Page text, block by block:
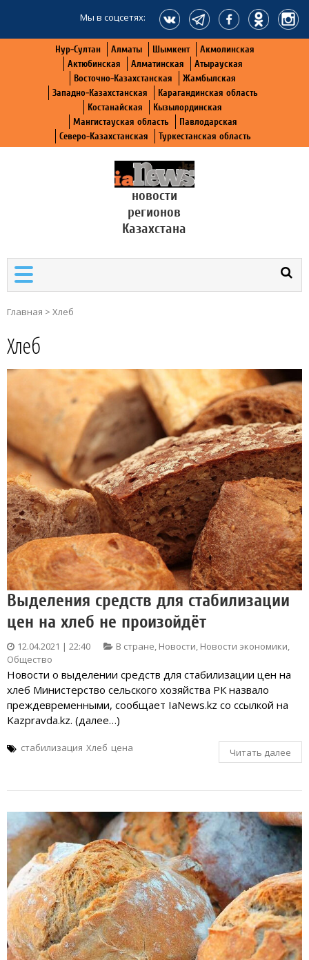
Мы в соцсетях:
Нур-Султан Алматы Шымкент
Акмолинская
Актюбинская
Алматинская
Атырауская
Восточно-Казахстанская
Жамбылская
Западно-Казахстанская
Карагандинская область
Костанайская
Кызылординская
Мангистауская область
Павлодарская
Северо-Казахстанская
Туркестанская область
новости
регионов
Казахстана
Главная > Хлеб
Хлеб
Выделения средств для стабилизации
цен на хлеб не произойдёт
12.04.2021 | 22:40 В стране, Новости, Новости экономики,
Общество
Новости о выделении средств для стабилизации цен на
хлеб Министерство сельского хозяйства РК назвало
преждевременными, сообщает IaNews.kz со ссылкой на
Kazpravda.kz. (далее…)
стабилизация Хлеб цена Читать далее